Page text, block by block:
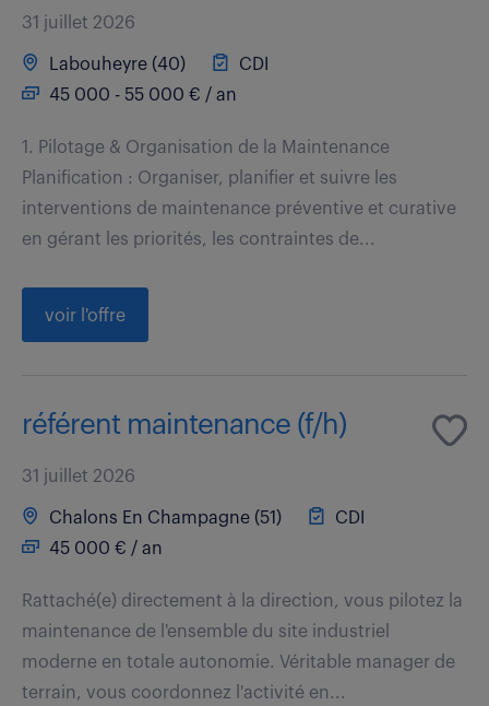
31 juillet 2026
Labouheyre (40)
CDI
45 000 - 55 000 € / an
1. Pilotage & Organisation de la Maintenance
Planification : Organiser, planifier et suivre les
interventions de maintenance préventive et curative
en gérant les priorités, les contraintes de...
voir l'offre
référent maintenance (f/h)
31 juillet 2026
Chalons En Champagne (51)
CDI
45 000 € / an
Rattaché(e) directement à la direction, vous pilotez la
maintenance de l'ensemble du site industriel
moderne en totale autonomie. Véritable manager de
terrain, vous coordonnez l'activité en...